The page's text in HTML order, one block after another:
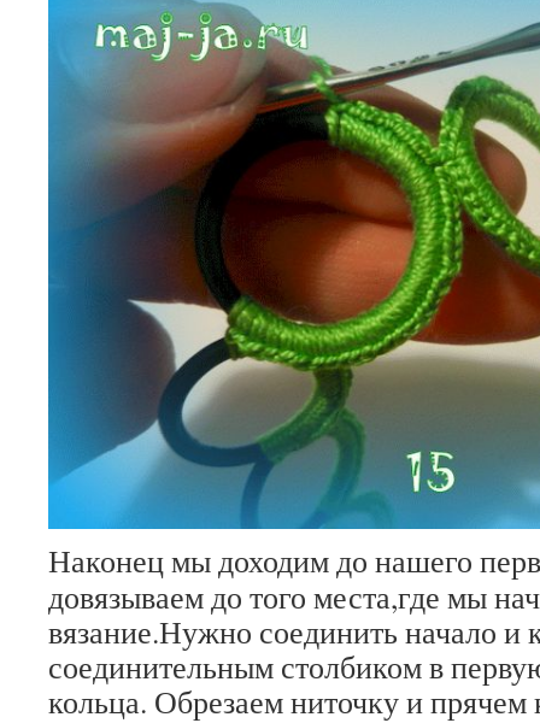
Наконец мы доходим до нашего
довязываем до того места,где мы
вязание.Нужно соединить начало и
соединительным столбиком в
кольца. Обрезаем ниточку и прячем